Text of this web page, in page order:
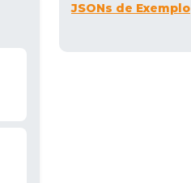
JSONs de Exemplo